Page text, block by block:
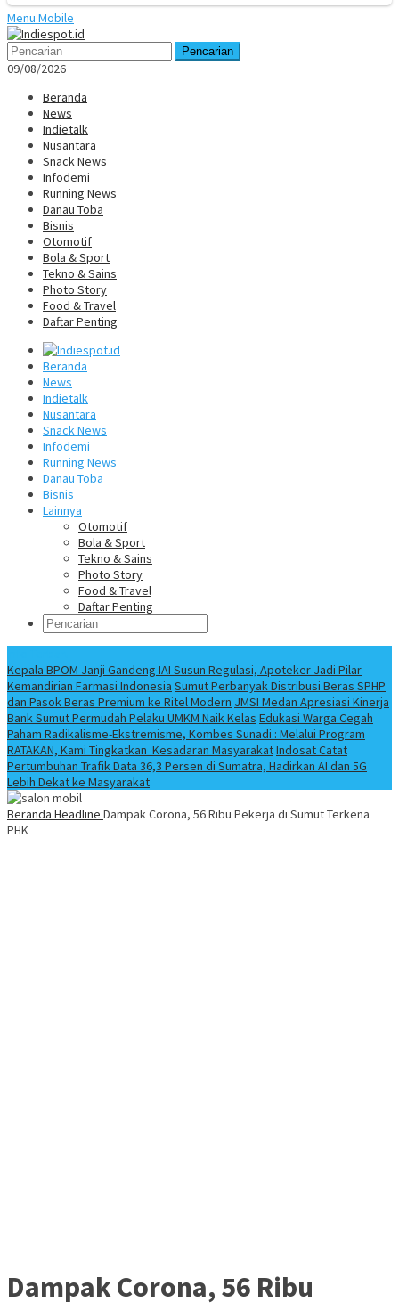
Menu Mobile
Pencarian
09/08/2026
Beranda
News
Indietalk
Nusantara
Snack News
Infodemi
Running News
Danau Toba
Bisnis
Otomotif
Bola & Sport
Tekno & Sains
Photo Story
Food & Travel
Daftar Penting
Beranda
News
Indietalk
Nusantara
Snack News
Infodemi
Running News
Danau Toba
Bisnis
Lainnya
Otomotif
Bola & Sport
Tekno & Sains
Photo Story
Food & Travel
Daftar Penting
Kepala BPOM Janji Gandeng IAI Susun Regulasi, Apoteker Jadi Pilar
Kemandirian Farmasi Indonesia Sumut Perbanyak Distribusi Beras SPHP
dan Pasok Beras Premium ke Ritel Modern JMSI Medan Apresiasi Kinerja
Bank Sumut Permudah Pelaku UMKM Naik Kelas Edukasi Warga Cegah
Paham Radikalisme-Ekstremisme, Kombes Sunadi : Melalui Program
RATAKAN, Kami Tingkatkan Kesadaran MasyarakatIndosat Catat
Pertumbuhan Trafik Data 36,3 Persen di Sumatra, Hadirkan AI dan 5G
Lebih Dekat ke Masyarakat
Beranda Headline Dampak Corona, 56 Ribu Pekerja di Sumut Terkena
PHK
Dampak Corona, 56 Ribu